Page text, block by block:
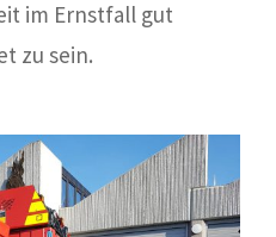
im Ernstfall gut
zu sein.